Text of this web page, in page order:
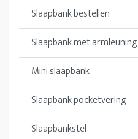
Slaapbank bestellen
Slaapbank met armleuning
Mini slaapbank
Slaapbank pocketvering
Slaapbankstel